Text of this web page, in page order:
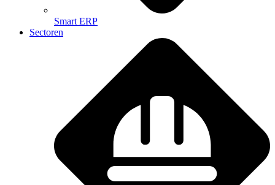
Smart ERP
Sectoren